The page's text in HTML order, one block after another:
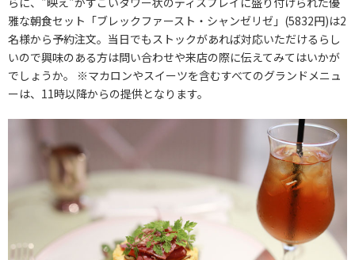
雅な朝食セット「ブレックファースト・シャンゼリゼ」(5832円)は2
名様から予約注文。当日でもストックがあれば対応いただけるらし
いので興味のある方は問い合わせや来店の際に伝えてみてはいかが
でしょうか。 ※マカロンやスイーツを含むすべてのグランドメニュ
ーは、11時以降からの提供となります。